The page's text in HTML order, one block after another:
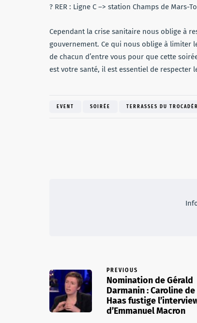
? RER : Ligne C –> station Champs de Mars-
Cependant la crise sanitaire nous oblige à
gouvernement. Ce qui nous oblige à limiter
de chacun d’entre vous pour que cette
est votre santé, il est essentiel de respecter
EVENT SOIRÉE TERRASSES DU
PREVIOUS
Nomination de Gérald
Darmanin : Caroline de
Haas fustige
d’Emmanuel Macron